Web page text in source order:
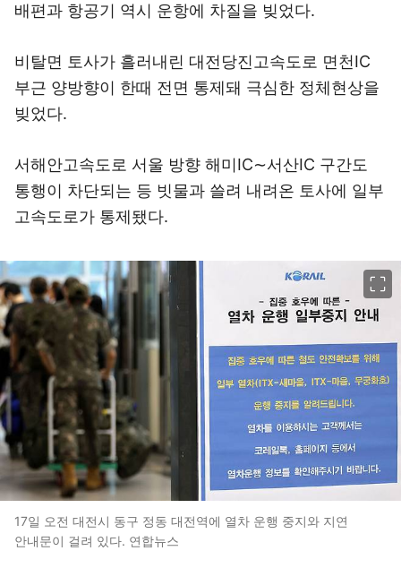
배편과 항공기 역시 운항에 차질을 빚었다.
비탈면 토사가 흘러내린 대전당진고속도로 면천IC
부근 양방향이 한때 전면 통제돼 극심한 정체현상을
빚었다.
서해안고속도로 서울 방향 해미IC∼서산IC 구간도
통행이 차단되는 등 빗물과 쓸려 내려온 토사에 일부
고속도로가 통제됐다.
17일 오전 대전시 동구 정동 대전역에 열차 운행 중지와 지연
안내문이 걸려 있다. 연합뉴스